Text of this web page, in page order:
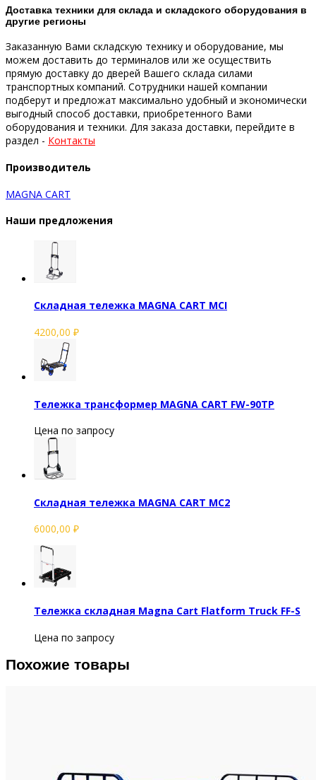
Доставка техники для склада и складского оборудования в
другие регионы
Заказанную Вами складскую технику и оборудование, мы
можем доставить до терминалов или же осуществить
прямую доставку до дверей Вашего склада силами
транспортных компаний. Сотрудники нашей компании
подберут и предложат максимально удобный и экономически
выгодный способ доставки, приобретенного Вами
оборудования и техники. Для заказа доставки, перейдите в
раздел - Контакты
Производитель
MAGNA CART
Наши предложения
Складная тележка MAGNA CART MCI
4200,00 ₽
Тележка трансформер MAGNA CART FW-90TP
Цена по запросу
Складная тележка MAGNA CART MC2
6000,00 ₽
Тележка складная Magna Cart Flatform Truck FF-S
Цена по запросу
Похожие товары